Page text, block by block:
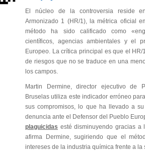
El núcleo de la controversia reside
Armonizado 1 (HR/1), la métrica oficial
método ha sido calificado como
científicos, agencias ambientales y el
Europeo. La crítica principal es que el
de riesgos que no se traduce en una
los campos.
Martin Dermine, director ejecutivo de
Bruselas utiliza este indicador erróneo
sus compromisos, lo que ha llevado a
denuncia ante el Defensor del Pueblo
plaguicidas esté disminuyendo gracias
afirma Dermine, sugiriendo que el
intereses de la industria química frente a la